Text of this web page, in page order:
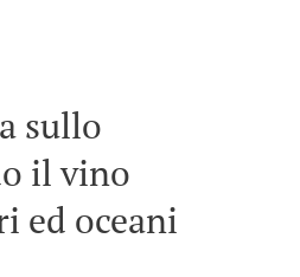
sullo
il vino
ed oceani